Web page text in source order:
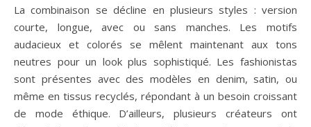
La combinaison se décline en plusieurs styles : version
courte, longue, avec ou sans manches. Les motifs
audacieux et colorés se mêlent maintenant aux tons
neutres pour un look plus sophistiqué. Les fashionistas
sont présentes avec des modèles en denim, satin, ou
même en tissus recyclés, répondant à un besoin croissant
de mode éthique. D’ailleurs, plusieurs créateurs ont